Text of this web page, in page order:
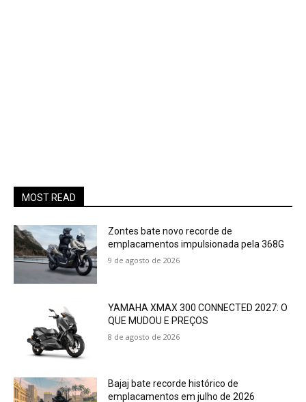
MOST READ
Zontes bate novo recorde de
emplacamentos impulsionada pela 368G
9 de agosto de 2026
YAMAHA XMAX 300 CONNECTED 2027: O
QUE MUDOU E PREÇOS
8 de agosto de 2026
Bajaj bate recorde histórico de
emplacamentos em julho de 2026